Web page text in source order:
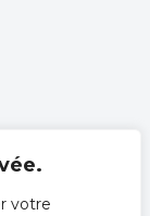
votre